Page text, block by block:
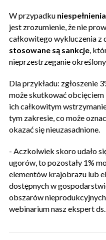
W przypadku
jest zrozumienie, że nie
całkowitego wykluczenia z
stosowane są sankcje,
nieprzestrzeganie
Dla przykładu: zgłoszenie
może skutkować obcięciem
ich całkowitym
tym zakresie, co może
okazać się nieuzasadnione.
- Aczkolwiek skoro udało
ugorów, to pozostały 1%
elementów krajobrazu lub
dostępnych w
obszarów nieprodukcyjnych
webinarium nasz ekspert